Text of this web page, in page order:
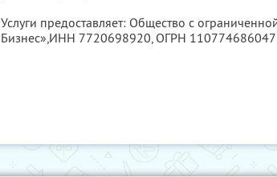
Услуги предоставляет: Общество с
Бизнес»,ИНН 7720698920, ОГРН